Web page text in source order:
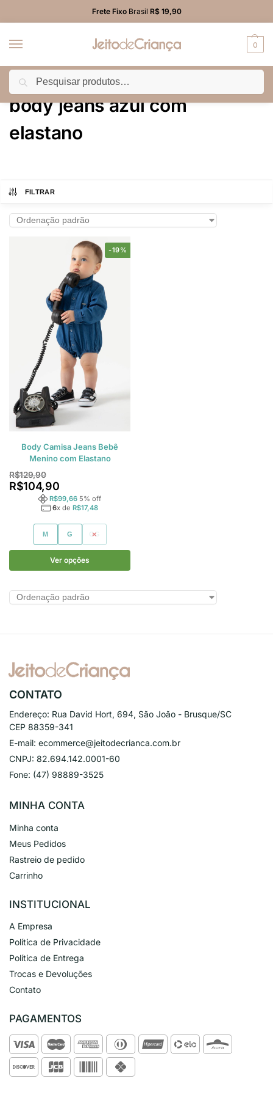
Frete FixoBrasil R$ 19,90
0
Início Produtos marcados com a tag “body jeans azul com elastano”
body jeans azul com
elastano
FILTRAR
-19%
Body Camisa Jeans Bebê
Menino com Elastano
R$129,90
R$104,90
R$99,66 5% off
6x de R$17,48
M G GG
Ver opções
CONTATO
Endereço: Rua David Hort, 694, São João - Brusque/SC
CEP 88359-341
E-mail: ecommerce@jeitodecrianca.com.br
CNPJ: 82.694.142.0001-60
Fone: (47) 98889-3525
MINHA CONTA
Minha conta
Meus Pedidos
Rastreio de pedido
Carrinho
INSTITUCIONAL
A Empresa
Política de Privacidade
Política de Entrega
Trocas e Devoluções
Contato
PAGAMENTOS